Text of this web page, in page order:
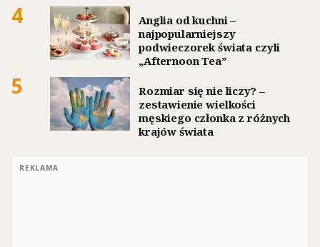
4
Anglia od kuchni –
najpopularniejszy
podwieczorek świata czyli
„Afternoon Tea”
5
Rozmiar się nie liczy? –
zestawienie wielkości
męskiego członka z różnych
krajów świata
REKLAMA